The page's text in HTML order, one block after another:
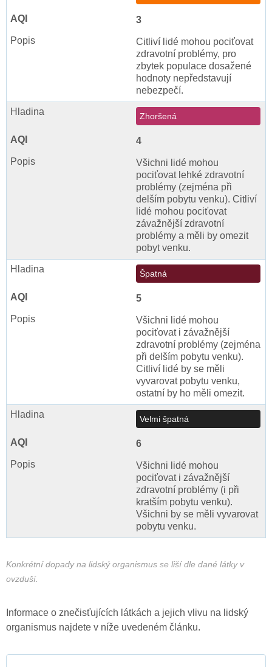
3
Citliví lidé mohou pociťovat
zdravotní problémy, pro
zbytek populace dosažené
hodnoty nepředstavují
nebezpečí.
Zhoršená
4
Všichni lidé mohou
pociťovat lehké zdravotní
problémy (zejména při
delším pobytu venku). Citliví
lidé mohou pociťovat
závažnější zdravotní
problémy a měli by omezit
pobyt venku.
Špatná
5
Všichni lidé mohou
pociťovat i závažnější
zdravotní problémy (zejména
při delším pobytu venku).
Citliví lidé by se měli
vyvarovat pobytu venku,
ostatní by ho měli omezit.
Velmi špatná
6
Všichni lidé mohou
pociťovat i závažnější
zdravotní problémy (i při
kratším pobytu venku).
Všichni by se měli vyvarovat
pobytu venku.
Konkrétní dopady na lidský organismus se liší dle dané látky v
ovzduší.
Informace o znečisťujících látkách a jejich vlivu na lidský
organismus najdete v níže uvedeném článku.